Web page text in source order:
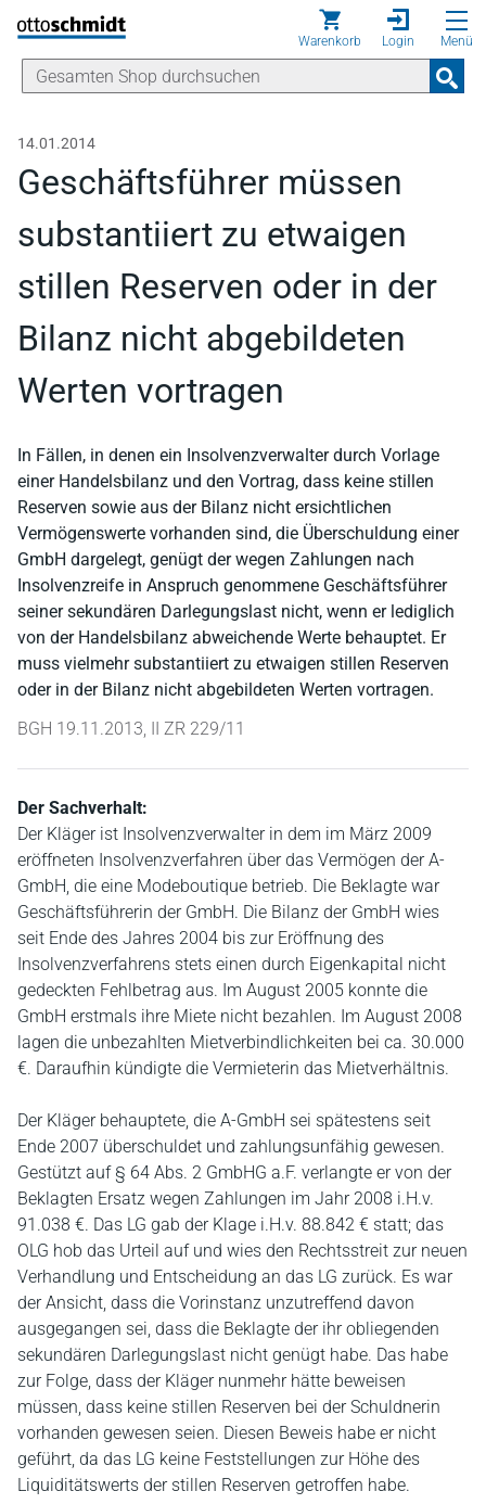
Direkt zum Inhalt
Warenkorb Login Menü
14.01.2014
Geschäftsführer müssen
substantiiert zu etwaigen
stillen Reserven oder in der
Bilanz nicht abgebildeten
Werten vortragen
In Fällen, in denen ein Insolvenzverwalter durch Vorlage
einer Handelsbilanz und den Vortrag, dass keine stillen
Reserven sowie aus der Bilanz nicht ersichtlichen
Vermögenswerte vorhanden sind, die Überschuldung einer
GmbH dargelegt, genügt der wegen Zahlungen nach
Insolvenzreife in Anspruch genommene Geschäftsführer
seiner sekundären Darlegungslast nicht, wenn er lediglich
von der Handelsbilanz abweichende Werte behauptet. Er
muss vielmehr substantiiert zu etwaigen stillen Reserven
oder in der Bilanz nicht abgebildeten Werten vortragen.
BGH 19.11.2013, II ZR 229/11
Der Sachverhalt:
Der Kläger ist Insolvenzverwalter in dem im März 2009
eröffneten Insolvenzverfahren über das Vermögen der A-
GmbH, die eine Modeboutique betrieb. Die Beklagte war
Geschäftsführerin der GmbH. Die Bilanz der GmbH wies
seit Ende des Jahres 2004 bis zur Eröffnung des
Insolvenzverfahrens stets einen durch Eigenkapital nicht
gedeckten Fehlbetrag aus. Im August 2005 konnte die
GmbH erstmals ihre Miete nicht bezahlen. Im August 2008
lagen die unbezahlten Mietverbindlichkeiten bei ca. 30.000
€. Daraufhin kündigte die Vermieterin das Mietverhältnis.
Der Kläger behauptete, die A-GmbH sei spätestens seit
Ende 2007 überschuldet und zahlungsunfähig gewesen.
Gestützt auf § 64 Abs. 2 GmbHG a.F. verlangte er von der
Beklagten Ersatz wegen Zahlungen im Jahr 2008 i.H.v.
91.038 €. Das LG gab der Klage i.H.v. 88.842 € statt; das
OLG hob das Urteil auf und wies den Rechtsstreit zur neuen
Verhandlung und Entscheidung an das LG zurück. Es war
der Ansicht, dass die Vorinstanz unzutreffend davon
ausgegangen sei, dass die Beklagte der ihr obliegenden
sekundären Darlegungslast nicht genügt habe. Das habe
zur Folge, dass der Kläger nunmehr hätte beweisen
müssen, dass keine stillen Reserven bei der Schuldnerin
vorhanden gewesen seien. Diesen Beweis habe er nicht
geführt, da das LG keine Feststellungen zur Höhe des
Liquiditätswerts der stillen Reserven getroffen habe.